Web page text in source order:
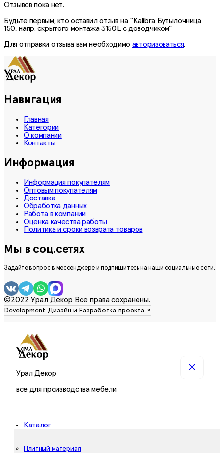
Отзывов пока нет.
Будьте первым, кто оставил отзыв на “Kalibra Бутылочница
150, напр. скрытого монтажа 3150L с доводчиком”
Для отправки отзыва вам необходимо авторизоваться.
Навигация
Главная
Категории
О компании
Контакты
Информация
Информация покупателям
Оптовым покупателям
Доставка
Обработка данных
Работа в компании
Оценка качества работы
Политика и сроки возврата товаров
Мы в соц.сетях
Задайте вопрос в мессенджере и подпишитесь на наши социальные сети.
©2022 Урал Декор Все права сохранены.
Урал Декор
все для производства мебели
Каталог
Плитный материал